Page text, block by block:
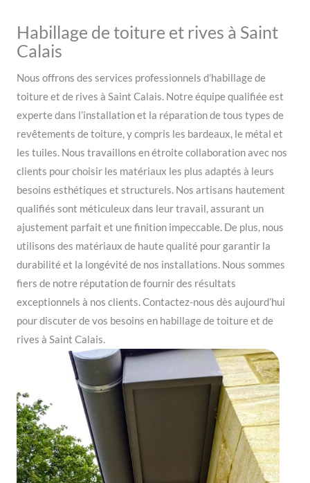
Habillage de toiture et rives à Saint
Calais
Nous offrons des services professionnels d’habillage de
toiture et de rives à Saint Calais. Notre équipe qualifiée est
experte dans l’installation et la réparation de tous types de
revêtements de toiture, y compris les bardeaux, le métal et
les tuiles. Nous travaillons en étroite collaboration avec nos
clients pour choisir les matériaux les plus adaptés à leurs
besoins esthétiques et structurels. Nos artisans hautement
qualifiés sont méticuleux dans leur travail, assurant un
ajustement parfait et une finition impeccable. De plus, nous
utilisons des matériaux de haute qualité pour garantir la
durabilité et la longévité de nos installations. Nous sommes
fiers de notre réputation de fournir des résultats
exceptionnels à nos clients. Contactez-nous dès aujourd’hui
pour discuter de vos besoins en habillage de toiture et de
rives à Saint Calais.